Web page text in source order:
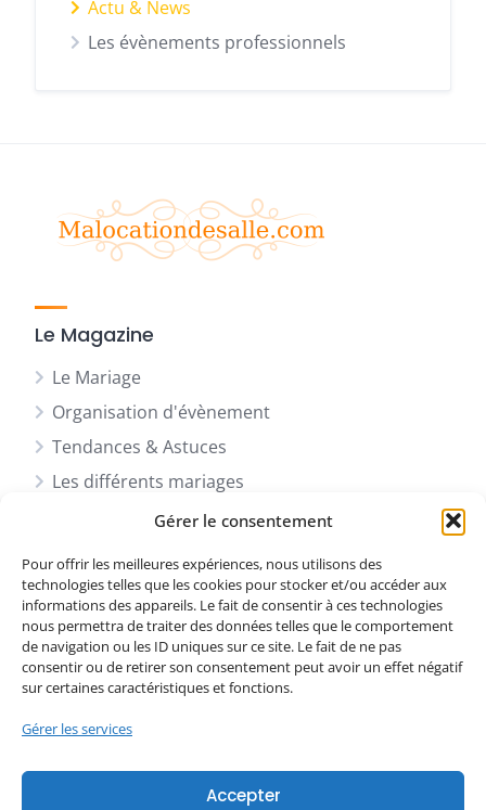
Gérer le consentement
Pour offrir les meilleures expériences, nous utilisons des
technologies telles que les cookies pour stocker et/ou accéder aux
informations des appareils. Le fait de consentir à ces technologies
nous permettra de traiter des données telles que le comportement
de navigation ou les ID uniques sur ce site. Le fait de ne pas
consentir ou de retirer son consentement peut avoir un effet négatif
sur certaines caractéristiques et fonctions.
Gérer les services
Accepter
Actu & News
Les évènements professionnels
Le Magazine
Le Mariage
Organisation d'évènement
Tendances & Astuces
Les différents mariages
Social
Facebook
LinkedIn